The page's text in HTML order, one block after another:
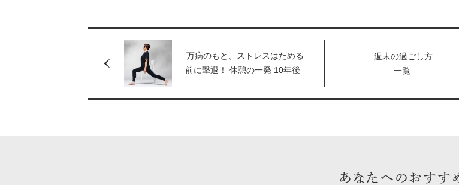
万病のもと、ストレスはためる
前に撃退！ 休憩の一発 10年後
に採り入れる簡単ストレッチ
週末の過ごし方
一覧
あなたへのおすす